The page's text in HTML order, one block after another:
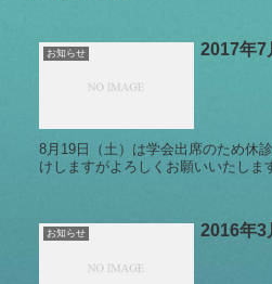
お知らせ 2017年7
8月19日（土）は学会出席のため休
けしますがよろしくお願いいたしま
お知らせ 2016年3